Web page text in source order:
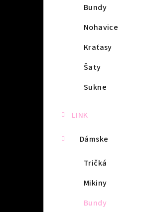
Bundy
Nohavice
Kraťasy
Šaty
Sukne
LINK
Dámske
Tričká
Mikiny
Bundy